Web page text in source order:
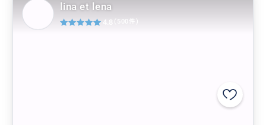
lina et lena
4.8 (500件)